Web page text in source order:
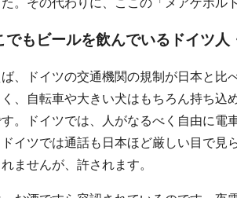
でもビールを飲んでいるドイツ人
、ドイツの交通機関の規制が日本と比
、自転車や大きい犬はもちろん持ち込
。ドイツでは、人がなるべく自由に電
イツでは通話も日本ほど厳しい目で見
ませんが、許されます。